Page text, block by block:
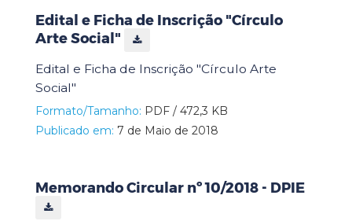
Edital e Ficha de Inscrição "Círculo
Arte Social"
Edital e Ficha de Inscrição "Círculo Arte
Social"
Formato/Tamanho: PDF / 472,3 KB
Publicado em: 7 de Maio de 2018
Memorando Circular nº 10/2018 - DPIE